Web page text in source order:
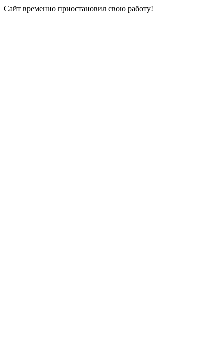
Сайт временно приостановил свою работу!